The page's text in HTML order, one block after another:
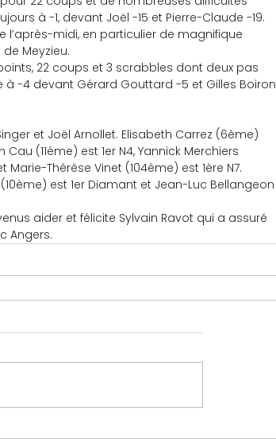
à -1, devant Joël -15 et Pierre-Claude -19.
l’après-midi, en particulier de magnifique
Meyzieu.
22 coups et 3 scrabbles dont deux pas
à -4 devant Gérard Gouttard -5 et Gilles Boiron
et Joël Arnollet. Elisabeth Carrez (6ème)
(11ème) est 1er N4, Yannick Merchiers
Thérèse Vinet (104ème) est 1ère N7.
est 1er Diamant et Jean-Luc Bellangeon
aider et félicite Sylvain Ravot qui a assuré
Angers.